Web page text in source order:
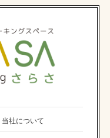
当社について